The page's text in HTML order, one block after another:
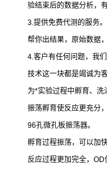
验结束后的数据分析，
3.提供免费代测的服务
帮你出结果，原始数据
4.客户有任何问题，我
技术这一块都是竭诚为客
为*实验过程中孵育、洗
振荡孵育使反应更充分
96孔微孔板振荡器。
孵育过程振荡，可以加
反应过程更加完全， OD